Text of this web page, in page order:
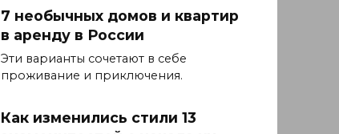
7 необычных домов и квартир
в аренду в России
Эти варианты сочетают в себе
проживание и приключения.
Как изменились стили 13